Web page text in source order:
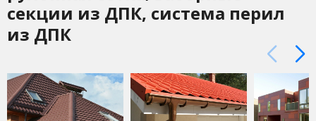
секции из ДПК, система перил
из ДПК